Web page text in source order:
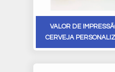
VALOR DE
CERVEJA